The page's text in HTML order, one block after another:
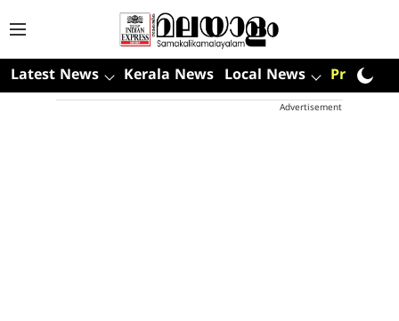
Latest News Kerala News Local News Premium
Advertisement